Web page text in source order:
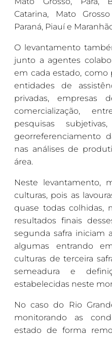
Catarina, Mato
Paraná, Piauí e
O levantamento
junto a agentes
em cada estado, como
entidades de
privadas, empresas
comercialização,
pesquisas
georreferenciamento
nas análises de
área.
Neste levantamento,
culturas, pois as
quase todas colhidas,
resultados finais
segunda safra iniciam
algumas entrando
culturas de terceira
semeadura e
estabelecidas neste
No caso do Rio
monitorando as
estado de forma